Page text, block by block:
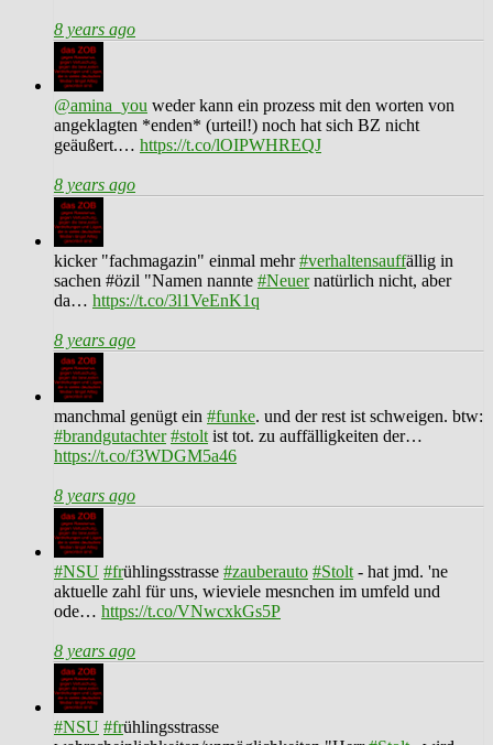
8 years ago
@amina_you weder kann ein prozess mit den worten von
angeklagten *enden* (urteil!) noch hat sich BZ nicht
geäußert.… https://t.co/lOIPWHREQJ
8 years ago
kicker "fachmagazin" einmal mehr#verhaltensauffällig in
sachen #özil "Namen nannte #Neuernatürlich nicht, aber
da… https://t.co/3l1VeEnK1q
8 years ago
manchmal genügt ein #funke. und der rest ist schweigen. btw:
#brandgutachter #stolt ist tot. zu auffälligkeiten der…
https://t.co/f3WDGM5a46
8 years ago
#NSU #frühlingsstrasse #zauberauto #Stolt - hat jmd. 'ne
aktuelle zahl für uns, wieviele mesnchen im umfeld und
ode… https://t.co/VNwcxkGs5P
8 years ago
#NSU #frühlingsstrasse